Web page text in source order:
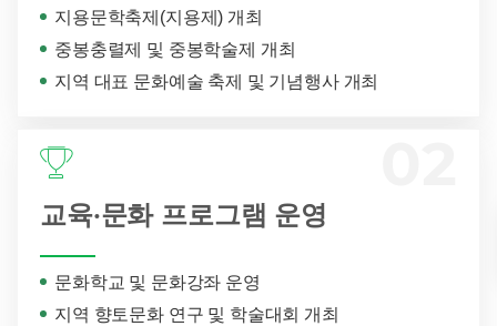
지용문학축제(지용제) 개최
중봉충렬제 및 중봉학술제 개최
지역 대표 문화예술 축제 및 기념행사 개최
교육·문화 프로그램 운영
문화학교 및 문화강좌 운영
지역 향토문화 연구 및 학술대회 개최